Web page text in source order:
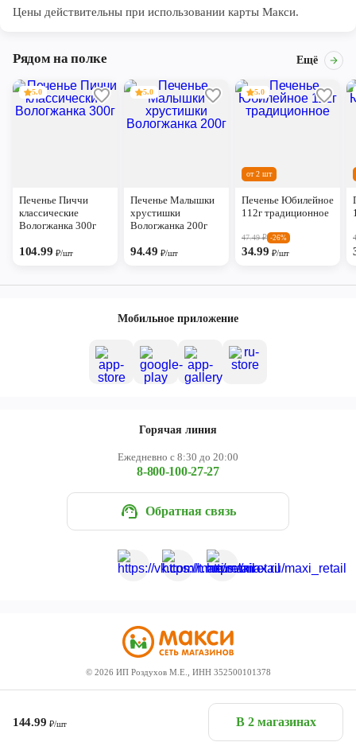
144.99 ₽/шт В 2 магазинах
Цены действительны при использовании карты Макси.
Рядом на полке Ещё
5.0
Печенье Пиччи
классические
Вологжанка 300г
104.99 ₽/шт
5.0
Печенье Малышки
хрустишки
Вологжанка 200г
94.49₽/шт
от 2 шт
5.0
Печенье Юбилейное
112г традиционное
47.49₽ -26%
34.99₽/шт
Мобильное приложение
Горячая линия
Ежедневно с 8:30 до 20:00
8-800-100-27-27
Обратная связь
© 2026 ИП Роздухов М.Е., ИНН 352500101378